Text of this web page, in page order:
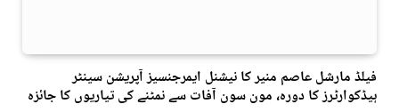
فیلڈ مارشل عاصم منیر کا نیشنل ایمرجنسیز آپریشن سینٹر
ہیڈکوارٹرز کا دورہ، مون سون آفات سے نمٹنے کی تیاریوں کا جائزہ